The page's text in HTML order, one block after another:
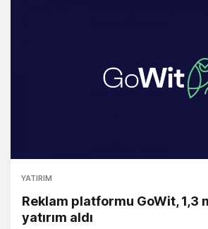
YATIRIM
Reklam platformu GoWit, 1,3
yatırım aldı